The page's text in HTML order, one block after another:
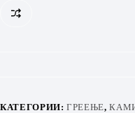
КАТЕГОРИИ:ГРЕЕЊЕ,